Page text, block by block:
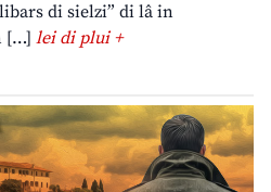
di sielzi” di lâ in
[…] lei di plui +